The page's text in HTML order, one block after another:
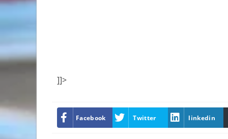
]]>
Facebook Twitter linkedin